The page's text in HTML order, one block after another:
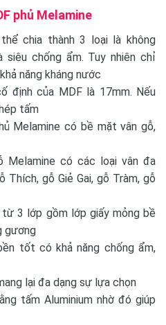
phủ Melamine
chia thành 3 loại là không
siêu chống ẩm. Tuy nhiên chỉ
năng kháng nước
định của MDF là 17mm. Nếu
tấm
Melamine có bề mặt vân gỗ,
Melamine có các loại vân đa
Thích, gỗ Giẻ Gai, gỗ Tràm, gỗ
3 lớp gồm lớp giấy mỏng bề
gương
tốt có khả năng chống ẩm,
lại đa dạng sự lựa chọn
tấm Aluminium nhờ đó giúp